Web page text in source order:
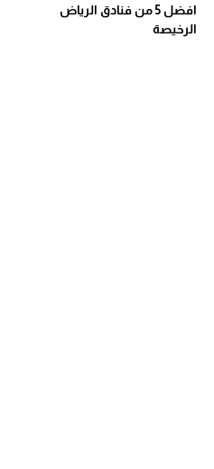
افضل 5 من فنادق الرياض
الرخيصة